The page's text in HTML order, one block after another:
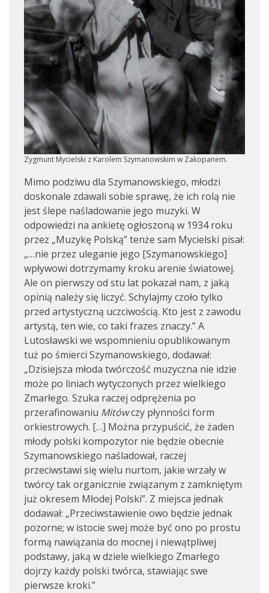
Zygmunt Mycielski z Karolem Szymanowskim w Zakopanem.
Mimo podziwu dla Szymanowskiego, młodzi
doskonale zdawali sobie sprawę, że ich rolą nie
jest ślepe naśladowanie jego muzyki. W
odpowiedzi na ankietę ogłoszoną w 1934 roku
przez „Muzykę Polską” tenże sam Mycielski pisał:
„…nie przez uleganie jego [Szymanowskiego]
wpływowi dotrzymamy kroku arenie światowej.
Ale on pierwszy od stu lat pokazał nam, z jaką
opinią należy się liczyć. Schylajmy czoło tylko
przed artystyczną uczciwością. Kto jest z zawodu
artystą, ten wie, co taki frazes znaczy.” A
Lutosławski we wspomnieniu opublikowanym
tuż po śmierci Szymanowskiego, dodawał:
„Dzisiejsza młoda twórczość muzyczna nie idzie
może po liniach wytyczonych przez wielkiego
Zmarłego. Szuka raczej odprężenia po
przerafinowaniu Mitówczy płynności form
orkiestrowych. […] Można przypuścić, że żaden
młody polski kompozytor nie będzie obecnie
Szymanowskiego naśladował, raczej
przeciwstawi się wielu nurtom, jakie wrzały w
twórcy tak organicznie związanym z zamkniętym
już okresem Młodej Polski”. Z miejsca jednak
dodawał: „Przeciwstawienie owo będzie jednak
pozorne; w istocie swej może być ono po prostu
formą nawiązania do mocnej i niewątpliwej
podstawy, jaką w dziele wielkiego Zmarłego
dojrzy każdy polski twórca, stawiając swe
pierwsze kroki.”